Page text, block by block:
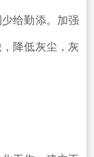
给勤添。加强
降低灰尘，灰